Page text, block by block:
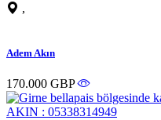
,
Adem Akın
170.000 GBP